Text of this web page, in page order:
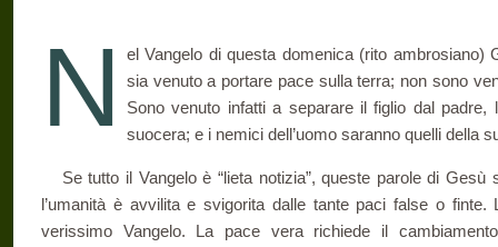
N
el Vangelo di questa domenica (rito ambrosiano)
sia venuto a portare pace sulla terra; non sono
Sono venuto infatti a separare il figlio dal padre,
suocera; e i nemici dell’uomo saranno quelli della
Se tutto il Vangelo è “lieta notizia”, queste parole di Gesù
l’umanità è avvilita e svigorita dalle tante paci false o
verissimo Vangelo. La pace vera richiede il